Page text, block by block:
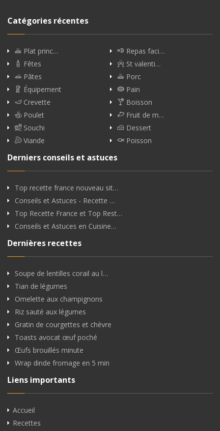
Catégories récentes
Plat princ…
Repas faci…
Fêtes
St valenti…
Pâtes
Porc
Équipement
Pain
Crevette
Boisson
Poulet
Fruit de m…
Souchi
Dessert
Viande
Poisson
Derniers conseils et astuces
Top recette france nouveau sit…
Conseils et Astuces - Recette …
Top Recette France et Top Rest…
Conseils et Astuces en Cuisine…
Dernières recettes
Soupe de lentilles corail au l…
Tian de légumes
Omelette aux champignons
Riz sauté aux légumes
Gratin de courgettes et chèvre
Toasts avocat œuf poché
Œufs brouillés minute
Wrap dinde fromage en 5 min
Liens importants
Accueil
Recettes